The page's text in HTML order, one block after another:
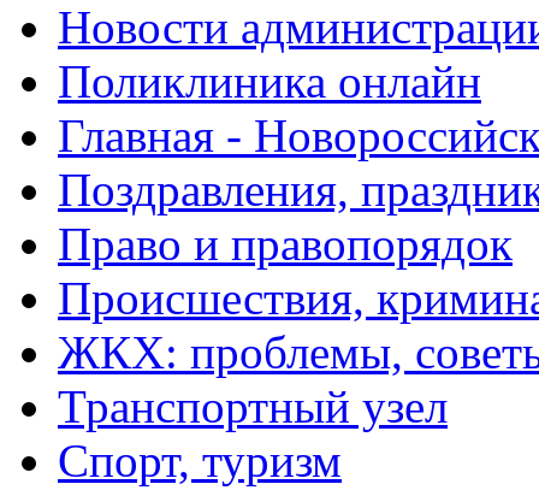
Новости
Поликлиника онлайн
Главная -
Поздравления,
Право и правопорядок
Происшествия,
ЖКХ: проблемы,
Транспортный узел
Спорт, туризм